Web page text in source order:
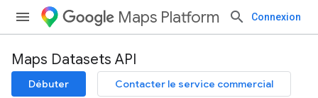
Maps Platform Connexion
Maps Datasets API
Débuter Contacter le service commercial